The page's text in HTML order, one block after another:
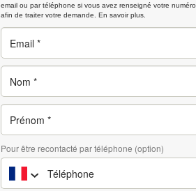
email ou par téléphone si vous avez renseigné votre numéro
afin de traiter votre demande. En savoir plus.
Pour être recontacté par téléphone (option)